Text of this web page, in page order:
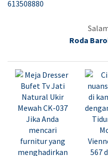
613508880
Roda